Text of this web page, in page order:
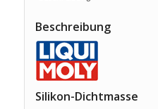
Beschreibung
Silikon-Dichtmasse